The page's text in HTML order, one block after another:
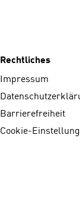
Rechtliches
Impressum
Barrierefreiheit
Cookie-